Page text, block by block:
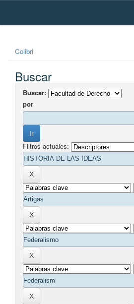
Skip
Colibri
Buscar
Buscar:
por
Filtros actuales: